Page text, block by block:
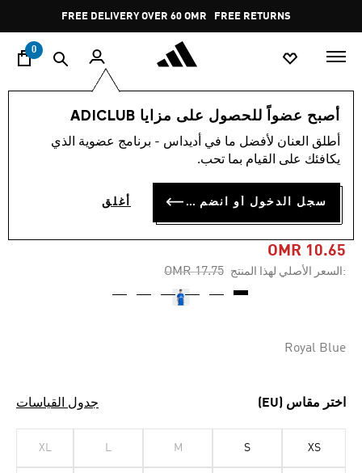
Pause
promotion
rotation
FREE DELIVERY OVER 60 OMR FREE RETURNS
0
أصبح عضواً للحصول على مزايا ADICLUB
أطلق العنان لأفضل ما في أديداس - برنامج عضوية الذي
يكافئك على القيام بما تحب.
سجل الدخول أو انضم الآن أغلق
الرجال ملابس
-40%
تيشيرت SEASONAL
ESSENTIALS US SPORT
OMR 10.65
:السعر الأصلي لهذا المنتج Price reduced from
OMR 17.75
to
Royal Blue
اختر مقاس (EU) جدول القياسات
XS
S
M
L
XL